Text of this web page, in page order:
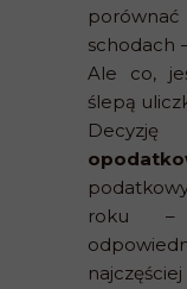
schodach
Ale co,
ślepą
roku –